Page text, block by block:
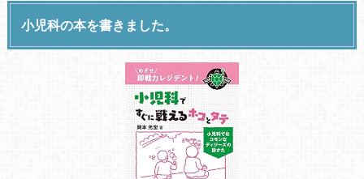
小児科の本を書きました。